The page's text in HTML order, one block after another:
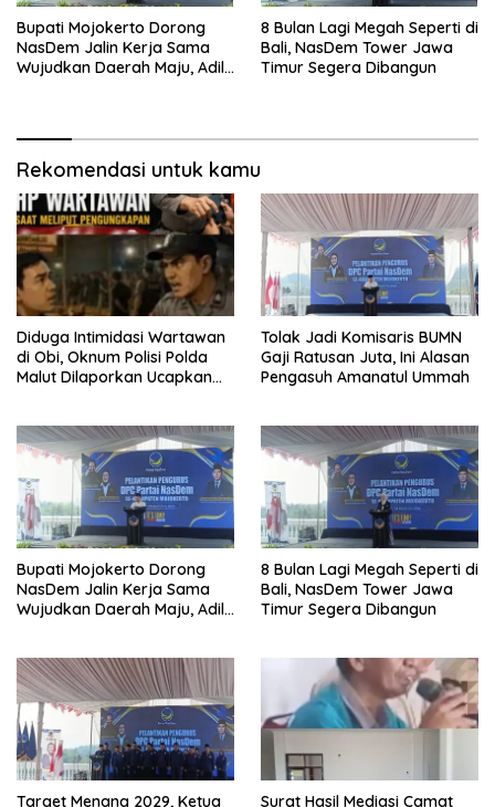
Bupati Mojokerto Dorong
NasDem Jalin Kerja Sama
Wujudkan Daerah Maju, Adil,
8 Bulan Lagi Megah Seperti di
Bali, NasDem Tower Jawa
Timur Segera Dibangun
Rekomendasi untuk kamu
Diduga Intimidasi Wartawan
di Obi, Oknum Polisi Polda
Malut Dilaporkan Ucapkan
Tolak Jadi Komisaris BUMN
Gaji Ratusan Juta, Ini Alasan
Pengasuh Amanatul Ummah
Bupati Mojokerto Dorong
NasDem Jalin Kerja Sama
Wujudkan Daerah Maju, Adil,
8 Bulan Lagi Megah Seperti di
Bali, NasDem Tower Jawa
Timur Segera Dibangun
Target Menang 2029, Ketua
Surat Hasil Mediasi Camat